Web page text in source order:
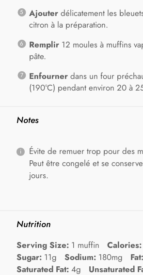
Ajouterdélicatement les
citron à la préparation.
Remplir12 moules à muffins
pâte.
Enfournerdans un four
(190°C) pendant environ 20 à
Notes
Évite de remuer trop pour des
Peut être congelé et se
jours.
Nutrition
Serving Size: 1 muffin Calories:
Sugar: 11g Sodium: 180mg Fat:
Saturated Fat: 4g Unsaturated